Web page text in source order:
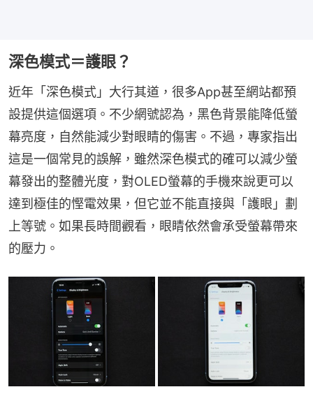
深色模式＝護眼？
近年「深色模式」大行其道，很多App甚至網站都預
設提供這個選項。不少網號認為，黑色背景能降低螢
幕亮度，自然能減少對眼睛的傷害。不過，專家指出
這是一個常見的誤解，雖然深色模式的確可以減少螢
幕發出的整體光度，對OLED螢幕的手機來說更可以
達到極佳的慳電效果，但它並不能直接與「護眼」劃
上等號。如果長時間觀看，眼睛依然會承受螢幕帶來
的壓力。